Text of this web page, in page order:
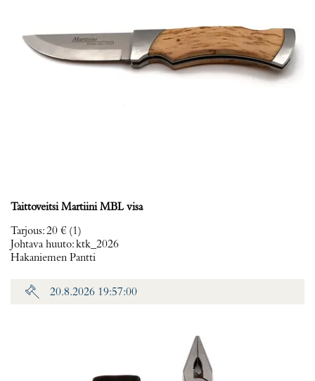
Taittoveitsi Martiini MBL visa
Tarjous:20 € (1)
Johtava huuto:ktk_2026
Hakaniemen Pantti
20.8.2026 19:57:00